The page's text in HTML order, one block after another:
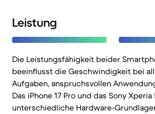
Leistung
Die Leistungsfähigkeit beider
beeinflusst die Geschwindigkeit bei
Aufgaben, anspruchsvollen
Das iPhone 17 Pro und das Sony
unterschiedliche Hardware-